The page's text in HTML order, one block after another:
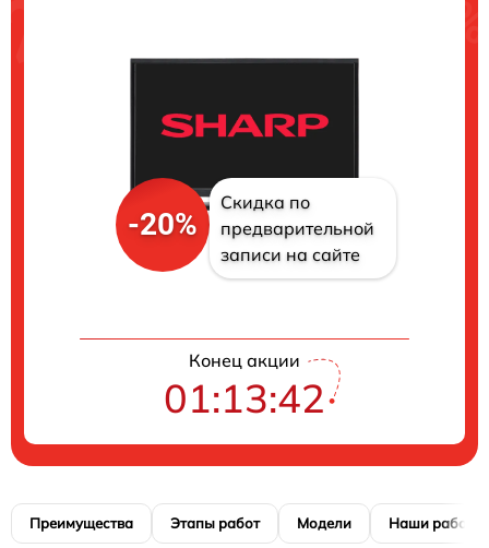
-20%
Скидка по
предварительной
записи на сайте
Конец акции
01:13:41
Преимущества Этапы работ Модели Наши работы